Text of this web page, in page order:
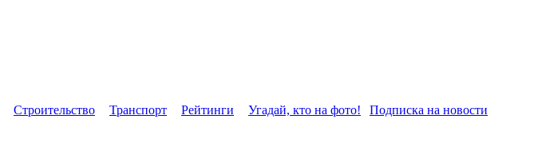
Строительство Транспорт Рейтинги Угадай, кто на фото! Подписка на новости